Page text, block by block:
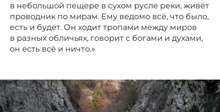
в небольшой пещере в сухом русле реки, живёт
проводник по мирам. Ему ведомо всё, что было,
есть и будет. Он ходит тропами между миров
в разных обличьях, говорит с богами и духами,
он есть всё и ничто.»